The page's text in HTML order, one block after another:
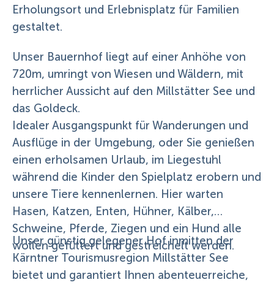
Erholungsort und Erlebnisplatz für Familien
gestaltet.
Unser Bauernhof liegt auf einer Anhöhe von
720m, umringt von Wiesen und Wäldern, mit
herrlicher Aussicht auf den Millstätter See und
das Goldeck.
Idealer Ausgangspunkt für Wanderungen und
Ausflüge in der Umgebung, oder Sie genießen
einen erholsamen Urlaub, im Liegestuhl
während die Kinder den Spielplatz erobern und
unsere Tiere kennenlernen. Hier warten
Hasen, Katzen, Enten, Hühner, Kälber,
Schweine, Pferde, Ziegen und ein Hund alle
wollen gefüttert und gestreichelt werden.
Unser günstig gelegener Hof inmitten der
Kärntner Tourismusregion Millstätter See
bietet und garantiert Ihnen abenteuerreiche,